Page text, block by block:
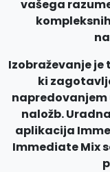
vašega
Izobraževanje
ki
napredovanjem
naložb.
aplikacija
Immediate Mix